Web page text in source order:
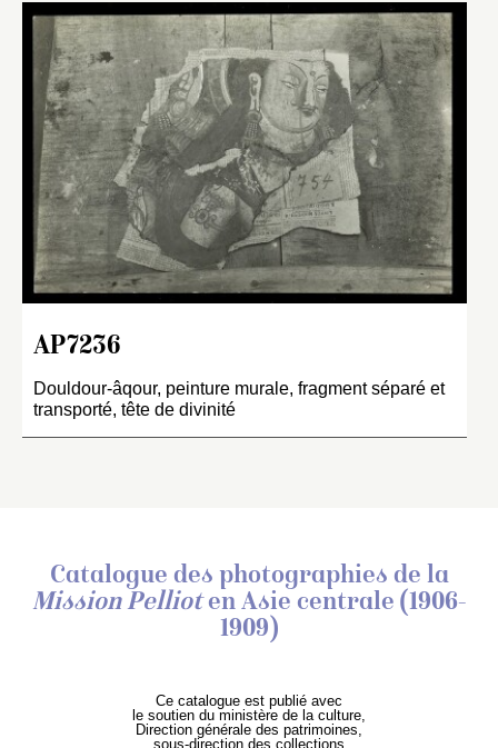
AP7236
Douldour-âqour, peinture murale, fragment séparé et
transporté, tête de divinité
Catalogue des photographies de la
Mission Pellioten Asie centrale (1906-
1909)
Ce catalogue est publié avec
le soutien du ministère de la culture,
Direction générale des patrimoines,
sous-direction des collections